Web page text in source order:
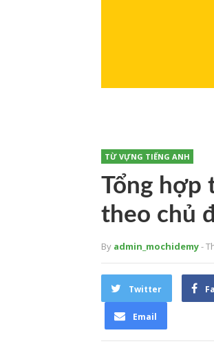
TỪ VỰNG TIẾNG ANH
Tổng hợp
theo chủ
By admin_mochidemy-
Twitter
Email